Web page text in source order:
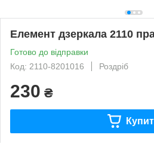
Елемент дзеркала 2110
Готово до відправки
Код: 2110-8201016
Роздріб
230 ₴